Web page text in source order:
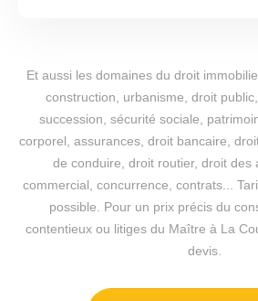
Et aussi les domaines du droit
construction, urbanisme, droit
succession, sécurité sociale,
corporel, assurances, droit bancaire,
de conduire, droit routier, droit des
commercial, concurrence, contrats...
possible. Pour un prix précis du
contentieux ou litiges du Maître à La
devis.